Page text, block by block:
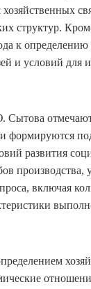
структур.
к
и условий для
формируются
развития
производства,
включая